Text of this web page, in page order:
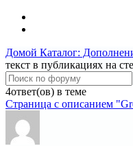
Домой Каталог:
текст в публикациях на
4ответ(ов) в теме
Страница c описанием